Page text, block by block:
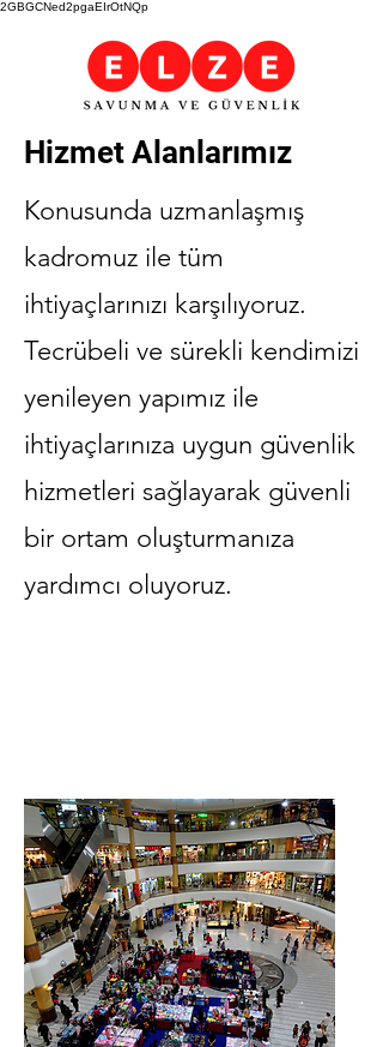
2GBGCNed2pgaEIrOtNQp
Hizmet Alanlarımız
Konusunda uzmanlaşmış
kadromuz ile tüm
ihtiyaçlarınızı karşılıyoruz.
Tecrübeli ve sürekli kendimizi
yenileyen yapımız ile
ihtiyaçlarınıza uygun güvenlik
hizmetleri sağlayarak güvenli
bir ortam oluşturmanıza
yardımcı oluyoruz.